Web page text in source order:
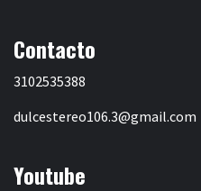
Contacto
3102535388
dulcestereo106.3@gmail.com
Youtube